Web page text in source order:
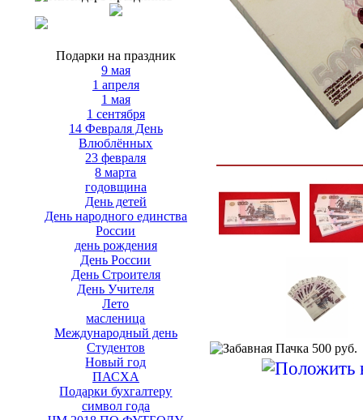
Подарки на праздник
9 мая
1 апреля
1 мая
1 сентября
14 Февраля День
Влюблённых
23 февраля
8 марта
годовщина
День детей
День народного единства
России
день рождения
День России
День Строителя
День Учителя
Лето
масленица
Международный день
Студентов
Новый год
ПАСХА
Подарки бухгалтеру
символ года